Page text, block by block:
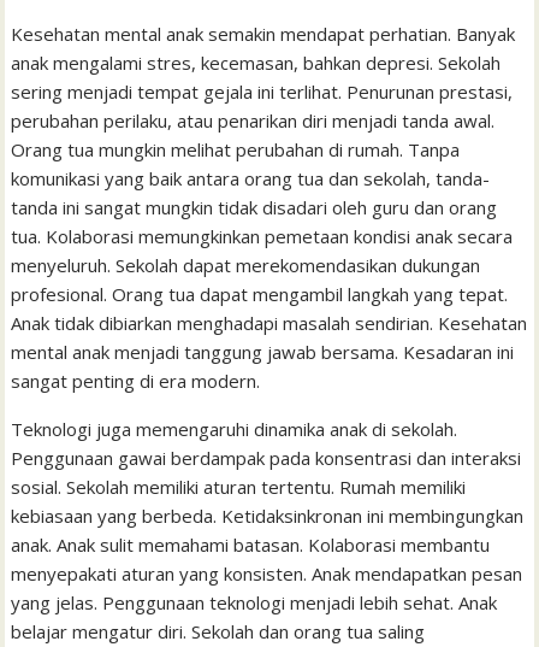
Kesehatan mental anak semakin mendapat perhatian. Banyak
anak mengalami stres, kecemasan, bahkan depresi. Sekolah
sering menjadi tempat gejala ini terlihat. Penurunan prestasi,
perubahan perilaku, atau penarikan diri menjadi tanda awal.
Orang tua mungkin melihat perubahan di rumah. Tanpa
komunikasi yang baik antara orang tua dan sekolah, tanda-
tanda ini sangat mungkin tidak disadari oleh guru dan orang
tua. Kolaborasi memungkinkan pemetaan kondisi anak secara
menyeluruh. Sekolah dapat merekomendasikan dukungan
profesional. Orang tua dapat mengambil langkah yang tepat.
Anak tidak dibiarkan menghadapi masalah sendirian. Kesehatan
mental anak menjadi tanggung jawab bersama. Kesadaran ini
sangat penting di era modern.
Teknologi juga memengaruhi dinamika anak di sekolah.
Penggunaan gawai berdampak pada konsentrasi dan interaksi
sosial. Sekolah memiliki aturan tertentu. Rumah memiliki
kebiasaan yang berbeda. Ketidaksinkronan ini membingungkan
anak. Anak sulit memahami batasan. Kolaborasi membantu
menyepakati aturan yang konsisten. Anak mendapatkan pesan
yang jelas. Penggunaan teknologi menjadi lebih sehat. Anak
belajar mengatur diri. Sekolah dan orang tua saling